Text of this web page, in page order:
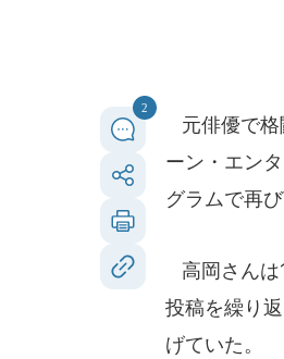
2
元俳優で格
ーン・エン
グラムで再び
高岡さんは
投稿を繰り
げていた。